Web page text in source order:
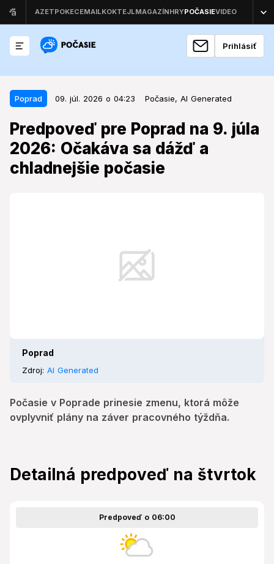
Prihlásiť
Poprad 09. júl. 2026 o 04:23 Počasie, AI Generated
Predpoveď pre Poprad na 9. júla
2026: Očakáva sa dážď a
chladnejšie počasie
Poprad
Zdroj: AI Generated
Počasie v Poprade prinesie zmenu, ktorá môže
ovplyvniť plány na záver pracovného týždňa.
Poprad 09. júl. 2026 o 04:23
Predpoveď pre Poprad na 9. júla
2026: Očakáva sa dážď a
chladnejšie počasie
Detailná predpoveď na štvrtok
Predpoveď o 06:00